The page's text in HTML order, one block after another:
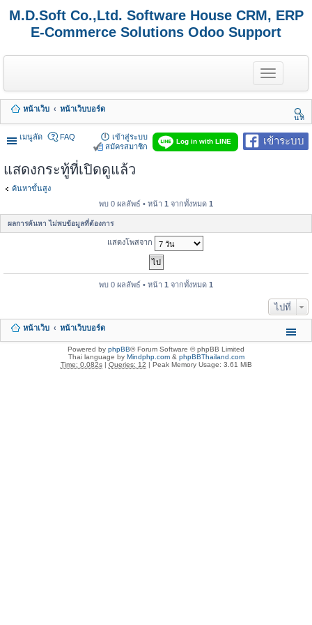
M.D.Soft Co.,Ltd. Software House CRM, ERP
E-Commerce Solutions Odoo Support
T
o
g
e
n
a
n
หน้าเว็บ
หน้าเว็บบอร์ด
นห
า
เมนูลัด
เข้าระบบ
Log in with LINE
FAQ
เข้าสู่ระบบ
สมัครสมาชิก
แสดงกระทู้ที่เปิดดูแล้ว
ค้นหาขั้นสูง
พบ 0 ผลลัพธ์ • หน้า 1 จากทั้งหมด 1
ผลการค้นหา ไม่พบข้อมูลที่ต้องการ
แสดงโพสจาก
พบ 0 ผลลัพธ์ • หน้า 1 จากทั้งหมด 1
ไปที่
หน้าเว็บ หน้าเว็บบอร์ด
Powered by phpBB® Forum Software © phpBB Limited
Thai language by Mindphp.com& phpBBThailand.com
Time: 0.082s| Queries: 12 | Peak Memory Usage: 3.61 MiB